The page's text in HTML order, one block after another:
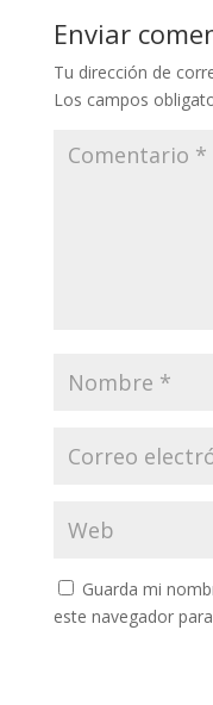
Enviar
Tu dirección de
Los campos
Guarda mi
este navegador